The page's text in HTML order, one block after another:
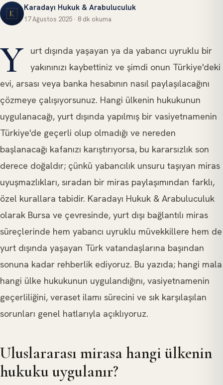
Karadayı Hukuk & Arabuluculuk
17 Ağustos 2025 · 8 dk okuma
Y
urt dışında yaşayan ya da yabancı uyruklu bir
yakınınızı kaybettiniz ve şimdi onun Türkiye'deki
evi, arsası veya banka hesabının nasıl paylaşılacağını
çözmeye çalışıyorsunuz. Hangi ülkenin hukukunun
uygulanacağı, yurt dışında yapılmış bir vasiyetnamenin
Türkiye'de geçerli olup olmadığı ve nereden
başlanacağı kafanızı karıştırıyorsa, bu kararsızlık son
derece doğaldır; çünkü yabancılık unsuru taşıyan miras
uyuşmazlıkları, sıradan bir miras paylaşımından farklı,
özel kurallara tabidir. Karadayı Hukuk & Arabuluculuk
olarak Bursa ve çevresinde, yurt dışı bağlantılı miras
süreçlerinde hem yabancı uyruklu müvekkillere hem de
yurt dışında yaşayan Türk vatandaşlarına başından
sonuna kadar rehberlik ediyoruz. Bu yazıda; hangi mala
hangi ülke hukukunun uygulandığını, vasiyetnamenin
geçerliliğini, veraset ilamı sürecini ve sık karşılaşılan
sorunları genel hatlarıyla açıklıyoruz.
Uluslararası mirasa hangi ülkenin
hukuku uygulanır?